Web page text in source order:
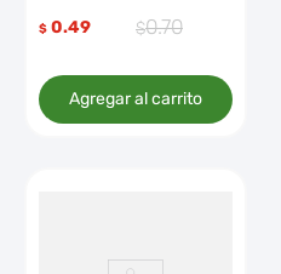
$ 0.49 0.70
Agregar al carrito